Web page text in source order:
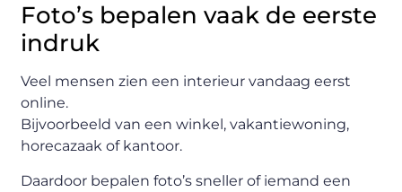
Foto’s bepalen vaak de eerste
indruk
Veel mensen zien een interieur vandaag eerst
online.
Bijvoorbeeld van een winkel, vakantiewoning,
horecazaak of kantoor.
Daardoor bepalen foto’s sneller of iemand een